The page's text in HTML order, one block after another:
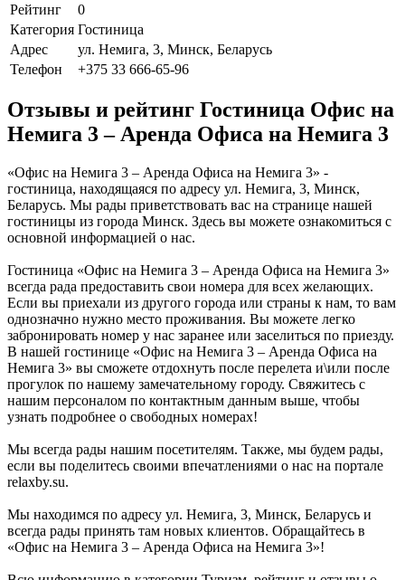
Рейтинг
0
Категория Гостиница
Адрес
ул. Немига, 3, Минск, Беларусь
Телефон
+375 33 666-65-96
Отзывы и рейтинг Гостиница Офис на
Немига 3 – Аренда Офиса на Немига 3
«Офис на Немига 3 – Аренда Офиса на Немига 3» -
гостиница, находящаяся по адресу ул. Немига, 3, Минск,
Беларусь. Мы рады приветствовать вас на странице нашей
гостиницы из города Минск. Здесь вы можете ознакомиться с
основной информацией о нас.
Гостиница «Офис на Немига 3 – Аренда Офиса на Немига 3»
всегда рада предоставить свои номера для всех желающих.
Если вы приехали из другого города или страны к нам, то вам
однозначно нужно место проживания. Вы можете легко
забронировать номер у нас заранее или заселиться по приезду.
В нашей гостинице «Офис на Немига 3 – Аренда Офиса на
Немига 3» вы сможете отдохнуть после перелета и\или после
прогулок по нашему замечательному городу. Свяжитесь с
нашим персоналом по контактным данным выше, чтобы
узнать подробнее о свободных номерах!
Мы всегда рады нашим посетителям. Также, мы будем рады,
если вы поделитесь своими впечатлениями о нас на портале
relaxby.su.
Мы находимся по адресу ул. Немига, 3, Минск, Беларусь и
всегда рады принять там новых клиентов. Обращайтесь в
«Офис на Немига 3 – Аренда Офиса на Немига 3»!